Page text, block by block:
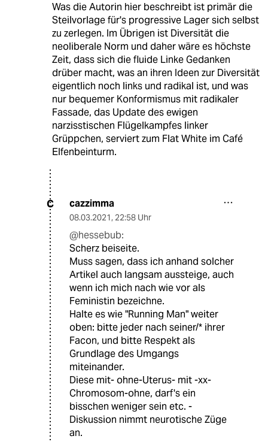
Was die Autorin hier beschreibt ist primär die
Steilvorlage für's progressive Lager sich selbst
zu zerlegen. Im Übrigen ist Diversität die
neoliberale Norm und daher wäre es höchste
Zeit, dass sich die fluide Linke Gedanken
drüber macht, was an ihren Ideen zur Diversität
eigentlich noch links und radikal ist, und was
nur bequemer Konformismus mit radikaler
Fassade, das Update des ewigen
narzisstischen Flügelkampfes linker
Grüppchen, serviert zum Flat White im Café
Elfenbeinturm.
C cazzimma
08.03.2021, 22:58 Uhr
@hessebub:
Scherz beiseite.
Muss sagen, dass ich anhand solcher
Artikel auch langsam aussteige, auch
wenn ich mich nach wie vor als
Feministin bezeichne.
Halte es wie "Running Man" weiter
oben: bitte jeder nach seiner/* ihrer
Facon, und bitte Respekt als
Grundlage des Umgangs
miteinander.
Diese mit- ohne-Uterus- mit -xx-
Chromosom-ohne, darf's ein
bisschen weniger sein etc. -
Diskussion nimmt neurotische Züge
an.